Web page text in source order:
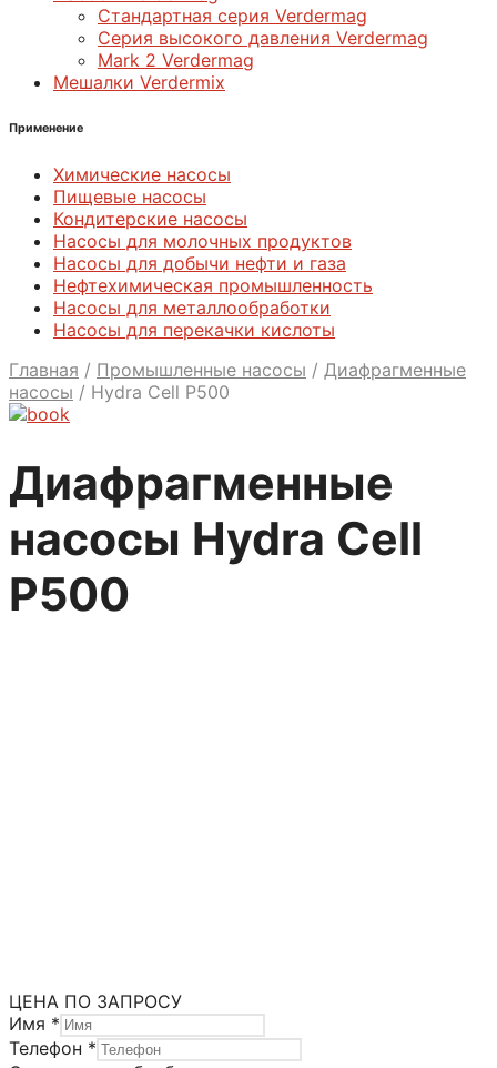
Стандартная серия Verdermag
Серия высокого давления Verdermag
Mark 2 Verdermag
Мешалки Verdermix
Применение
Химические насосы
Пищевые насосы
Кондитерские насосы
Насосы для молочных продуктов
Насосы для добычи нефти и газа
Нефтехимическая промышленность
Насосы для металлообработки
Насосы для перекачки кислоты
Главная / Промышленные насосы / Диафрагменные
насосы / Hydra Cell P500
Диафрагменные
насосы Hydra Cell
P500
ЦЕНА ПО ЗАПРОСУ
Имя *
Телефон *